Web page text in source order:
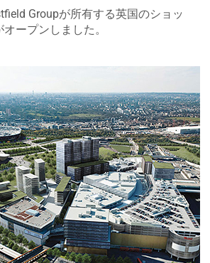
Groupが所有する英国のショッ
ープンしました。